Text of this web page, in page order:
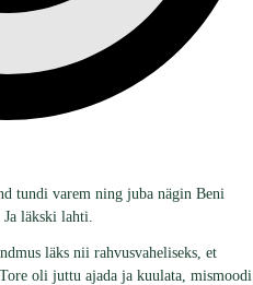
tundi varem ning juba nägin Beni
läkski lahti.
läks nii rahvusvaheliseks, et
oli juttu ajada ja kuulata, mismoodi